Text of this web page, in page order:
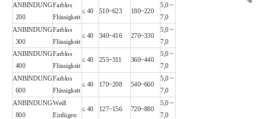
ANBINDUNG
200
Farblos
Flüssigkeit
≤ 40 510~623 180~220
5,0 ~
7,0
ANBINDUNG
300
Farblos
Flüssigkeit
≤ 40 340~416 270~330
5,0 ~
7,0
ANBINDUNG
400
Farblos
Flüssigkeit
≤ 40 255~311 360~440
5,0 ~
7,0
ANBINDUNG
600
Farblos
Flüssigkeit
≤ 40 170~208 540~660
5,0 ~
7,0
ANBINDUNG
800
Weiß
Einfügen
≤ 40 127~156 720~880
5,0 ~
7,0